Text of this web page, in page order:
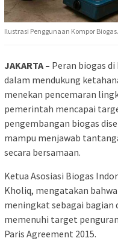
Ilustrasi Penggunaan Kompor Biogas.
JAKARTA – Peran biogas
dalam mendukung
menekan pencemaran
pemerintah mencapai
pengembangan biogas
mampu menjawab
secara bersamaan.
Ketua Asosiasi Biogas
Kholiq, mengatakan
meningkat sebagai
memenuhi target
Paris Agreement 2015.